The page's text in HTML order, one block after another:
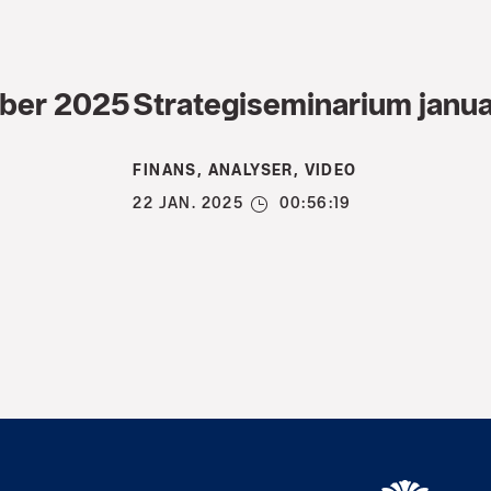
2025Strategiseminarium
FINANS, ANALYSER, VIDEO
22 JAN. 2025
00:56:19